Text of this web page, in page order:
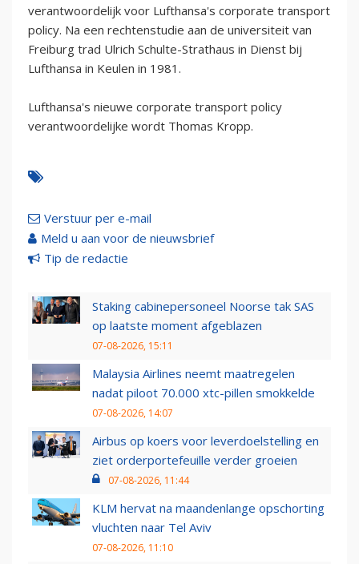
verantwoordelijk voor Lufthansa's corporate transport
policy. Na een rechtenstudie aan de universiteit van
Freiburg trad Ulrich Schulte-Strathaus in Dienst bij
Lufthansa in Keulen in 1981.
Lufthansa's nieuwe corporate transport policy
verantwoordelijke wordt Thomas Kropp.
Verstuur per e-mail
Meld u aan voor de nieuwsbrief
Tip de redactie
Staking cabinepersoneel Noorse tak SAS
op laatste moment afgeblazen
07-08-2026, 15:11
Malaysia Airlines neemt maatregelen
nadat piloot 70.000 xtc-pillen smokkelde
07-08-2026, 14:07
Airbus op koers voor leverdoelstelling en
ziet orderportefeuille verder groeien
07-08-2026, 11:44
KLM hervat na maandenlange opschorting
vluchten naar Tel Aviv
07-08-2026, 11:10